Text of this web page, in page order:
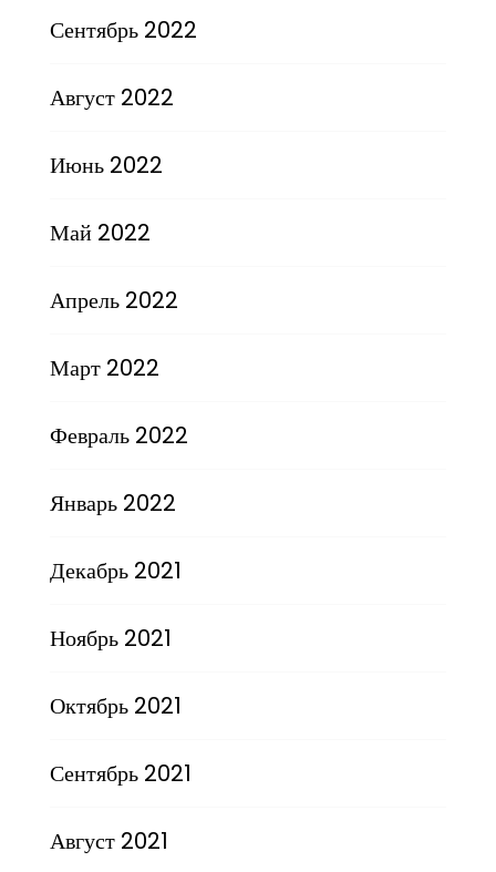
Сентябрь 2022
Август 2022
Июнь 2022
Май 2022
Апрель 2022
Март 2022
Февраль 2022
Январь 2022
Декабрь 2021
Ноябрь 2021
Октябрь 2021
Сентябрь 2021
Август 2021